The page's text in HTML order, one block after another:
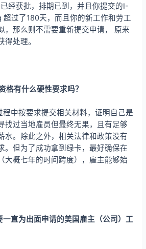
经获批，排期已到，并且你提交的I-
过了180天，而且你的新工作和劳工
，那么则不需要重新提交申请， 原来
得处理。
格有什么硬性要求吗？
程中按要求提交相关材料，证明自己是
找过当地雇员但最终无果，且有足够
水。除此之外，相关法律和政策没有
。但为了成功拿到绿卡，最好确保在
大概七年的时间跨度），雇主能够始
一直为出面申请的美国雇主（公司）工